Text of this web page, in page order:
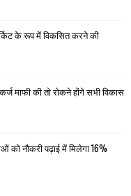
के रूप में विकसित करने की
माफी की तो रोकने होंगे सभी विकास
को नौकरी पढ़ाई में मिलेगा 16%